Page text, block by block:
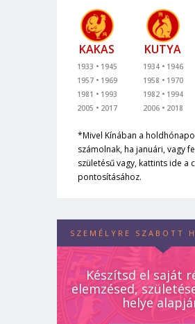
KAKAS
1933
1945
1957
1969
1981
1993
2005
2017
KUTYA
1934
1946
1958
1970
1982
1994
2006
2018
*Mivel Kínában a
számolnak, ha januári, vagy
születésű vagy, kattints ide a
pontosításához.
SZEMÉLYRE SZABOTT
Készítsd el saját
elemzésed,
helye